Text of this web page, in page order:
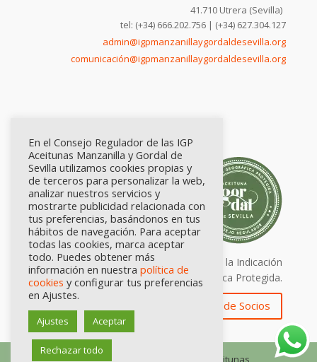
41.710 Utrera (Sevilla)
tel: (+34) 666.202.756 | (+34) 627.304.127
admin@igpmanzanillaygordaldesevilla.org
comunicación@igpmanzanillaygordaldesevilla.org
Calidad certificada por Origen. Sellos de la Indicación
Geográfica Protegida.
Zona de Socios
© Consejo Regulador de las IGP Aceitunas
En el Consejo Regulador de las IGP
Aceitunas Manzanilla y Gordal de
Sevilla utilizamos cookies propias y
de terceros para personalizar la web,
analizar nuestros servicios y
mostrarte publicidad relacionada con
tus preferencias, basándonos en tus
hábitos de navegación. Para aceptar
todas las cookies, marca aceptar
todo. Puedes obtener más
información en nuestra política de
cookies y configurar tus preferencias
en Ajustes.
Ajustes Aceptar
Rechazar todo